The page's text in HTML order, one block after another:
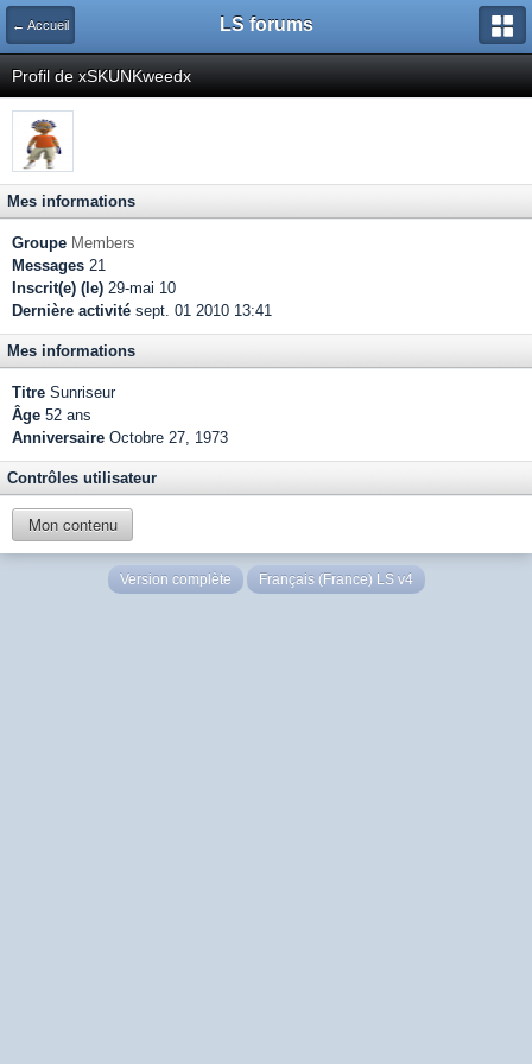
← Accueil LS forums
Profil de xSKUNKweedx
Mes informations
Groupe Members
Messages 21
Inscrit(e) (le) 29-mai 10
Dernière activité sept. 01 2010 13:41
Mes informations
Titre Sunriseur
Âge 52 ans
Anniversaire Octobre 27, 1973
Contrôles utilisateur
Mon contenu
Version complète Français (France) LS v4